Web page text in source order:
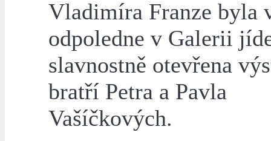
Vladimíra Franze byla
odpoledne v Galerii
slavnostně otevřena
bratří Petra a Pavla
Vašíčkových.